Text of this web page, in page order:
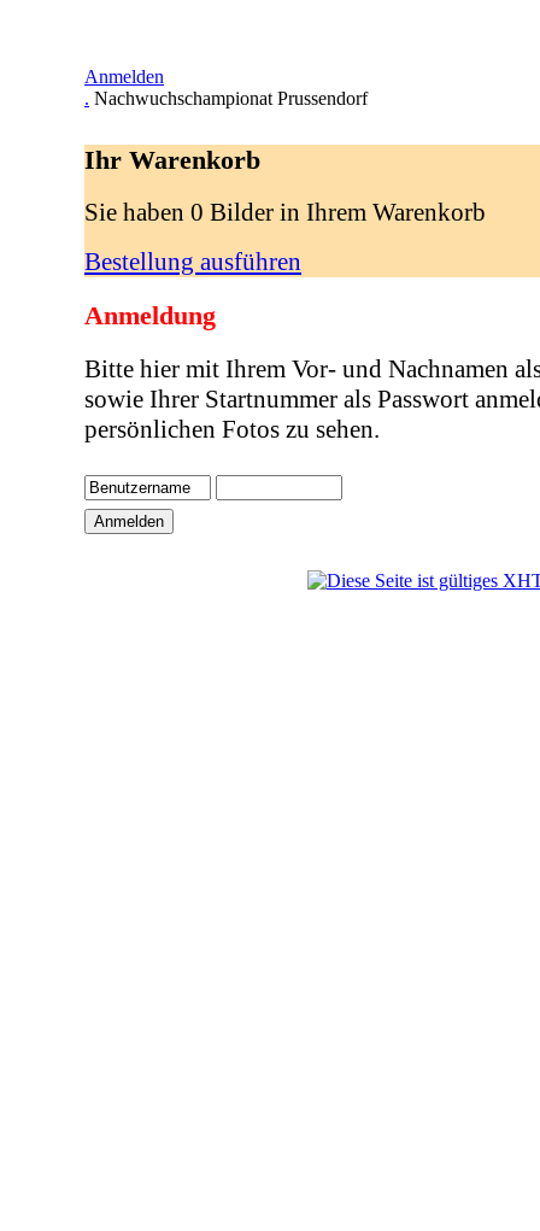
Anmelden
. Nachwuchschampionat Prussendorf
Ihr Warenkorb
Sie haben 0 Bilder in Ihrem Warenkorb
Bestellung ausführen
Anmeldung
Bitte hier mit Ihrem Vor- und Nachnamen
sowie Ihrer Startnummer als Passwort
persönlichen Fotos zu sehen.